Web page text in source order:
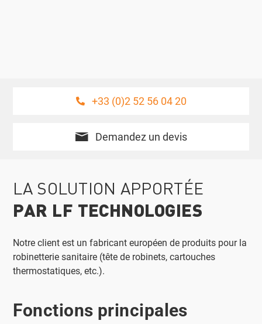
+33 (0)2 52 56 04 20
Demandez un devis
LA SOLUTION APPORTÉE
PAR LF TECHNOLOGIES
Notre client est un fabricant européen de produits pour la
robinetterie sanitaire (tête de robinets, cartouches
thermostatiques, etc.).
Fonctions principales